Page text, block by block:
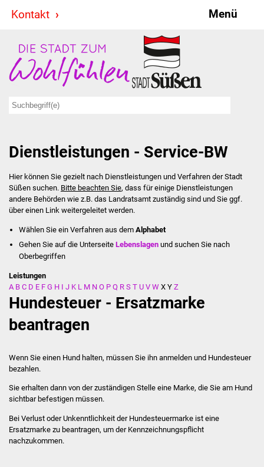
Kontakt Menü
Stadt & Politik
Bürgermeister
Ausschüsse
Ratsinformationssystem
Jugendbeirat
Summerrockfestival
Stadtverwaltung
Veröffentlichungen
Dienstleistungen - Service-BW
Hier können Sie gezielt nach Dienstleistungen und Verfahren der Stadt
Süßen suchen. Bitte beachten Sie, dass für einige Dienstleistungen
andere Behörden wie z.B. das Landratsamt zuständig sind und Sie ggf.
über einen Link weitergeleitet werden.
Wählen Sie ein Verfahren aus dem Alphabet
Gehen Sie auf die UnterseiteLebenslagen und suchen Sie nach
Oberbegriffen
Leistungen
A B C D E F G H I J K L M N O P Q R S T U V W X Y Z
Hundesteuer - Ersatzmarke
beantragen
Wenn Sie einen Hund halten, müssen Sie ihn anmelden und Hundesteuer
bezahlen.
Sie erhalten dann von der zuständigen Stelle eine Marke, die Sie am Hund
sichtbar befestigen müssen.
Bei Verlust oder Unkenntlichkeit der Hundesteuermarke ist eine
Ersatzmarke zu beantragen, um der Kennzeichnungspflicht
nachzukommen.